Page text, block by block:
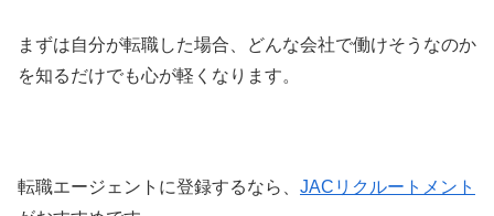
まずは自分が転職した場合、どんな会社で働けそうなのか
を知るだけでも心が軽くなります。
転職エージェントに登録するなら、 JACリクルートメント